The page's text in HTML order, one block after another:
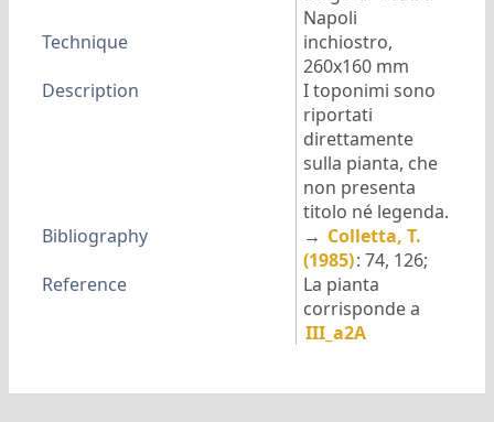
Napoli
Technique
inchiostro,
260x160 mm
Description
I toponimi sono
riportati
direttamente
sulla pianta, che
non presenta
titolo né legenda.
Bibliography
→ Colletta, T.
(1985): 74, 126;
Reference
La pianta
corrisponde a
III_a2A